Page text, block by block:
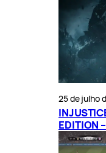
25 de julho
EDITION